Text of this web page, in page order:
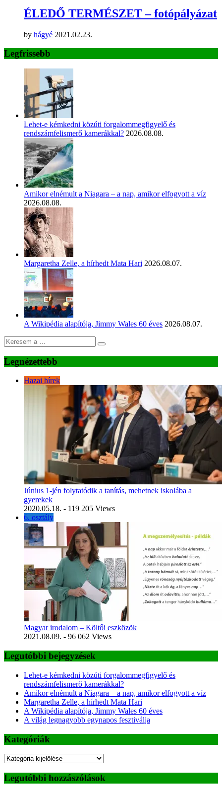
ÉLEDŐ TERMÉSZET – fotópályázat
by hágyé 2021.02.23.
Legfrissebb
Lehet-e kémkedni közúti forgalommegfigyelő és
rendszámfelismerő kamerákkal? 2026.08.08.
Amikor elnémult a Niagara – a nap, amikor elfogyott a víz
2026.08.08.
Margaretha Zelle, a hírhedt Mata Hari 2026.08.07.
A Wikipédia alapítója, Jimmy Wales 60 éves 2026.08.07.
Legnézettebb
Hazai hírek
Június 1-jén folytatódik a tanítás, mehetnek iskolába a
gyerekek
2020.05.18. - 119 205 Views
6. osztály
Magyar irodalom – Költői eszközök
2021.08.09. - 96 062 Views
Legutóbbi bejegyzések
Lehet-e kémkedni közúti forgalommegfigyelő és
rendszámfelismerő kamerákkal?
Amikor elnémult a Niagara – a nap, amikor elfogyott a víz
Margaretha Zelle, a hírhedt Mata Hari
A Wikipédia alapítója, Jimmy Wales 60 éves
A világ legnagyobb egynapos fesztiválja
Kategóriák
Kategóriák
Legutóbbi hozzászólások